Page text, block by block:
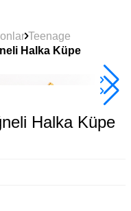
Teenage
Halka Küpe
Halka Küpe